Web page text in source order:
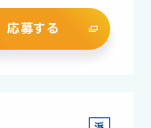
応募する